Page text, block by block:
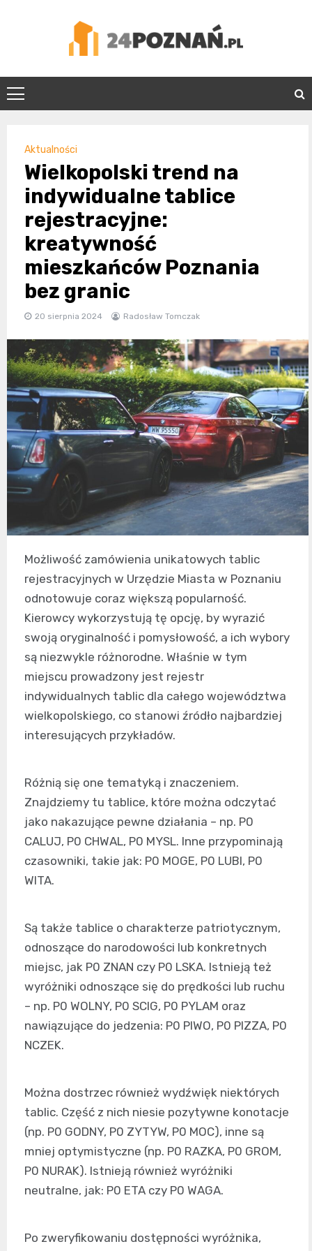
24Poznań.pl
Aktualności
Wielkopolski trend na
indywidualne tablice
rejestracyjne:
kreatywność
mieszkańców Poznania
bez granic
20 sierpnia 2024 Radosław Tomczak
Możliwość zamówienia unikatowych tablic
rejestracyjnych w Urzędzie Miasta w Poznaniu
odnotowuje coraz większą popularność.
Kierowcy wykorzystują tę opcję, by wyrazić
swoją oryginalność i pomysłowość, a ich wybory
są niezwykle różnorodne. Właśnie w tym
miejscu prowadzony jest rejestr
indywidualnych tablic dla całego województwa
wielkopolskiego, co stanowi źródło najbardziej
interesujących przykładów.
Różnią się one tematyką i znaczeniem.
Znajdziemy tu tablice, które można odczytać
jako nakazujące pewne działania – np. P0
CALUJ, P0 CHWAL, P0 MYSL. Inne przypominają
czasowniki, takie jak: P0 MOGE, P0 LUBI, P0
WITA.
Są także tablice o charakterze patriotycznym,
odnoszące do narodowości lub konkretnych
miejsc, jak P0 ZNAN czy P0 LSKA. Istnieją też
wyróżniki odnoszące się do prędkości lub ruchu
– np. P0 WOLNY, P0 SCIG, P0 PYLAM oraz
nawiązujące do jedzenia: P0 PIWO, P0 PIZZA, P0
NCZEK.
Można dostrzec również wydźwięk niektórych
tablic. Część z nich niesie pozytywne konotacje
(np. P0 GODNY, P0 ZYTYW, P0 MOC), inne są
mniej optymistyczne (np. P0 RAZKA, P0 GROM,
P0 NURAK). Istnieją również wyróżniki
neutralne, jak: P0 ETA czy P0 WAGA.
Po zweryfikowaniu dostępności wyróżnika,